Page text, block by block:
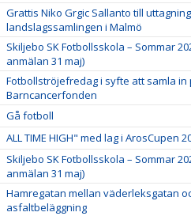
Grattis Niko Grgic Sallanto till
landslagssamlingen i Malmö
Skiljebo SK Fotbollsskola – Sommar
anmälan 31 maj)
Fotbollströjefredag i syfte att samla in
Barncancerfonden
Gå fotboll
ALL TIME HIGH" med lag i ArosCupen
Skiljebo SK Fotbollsskola – Sommar
anmälan 31 maj)
Hamregatan mellan väderleksgatan
asfaltbeläggning